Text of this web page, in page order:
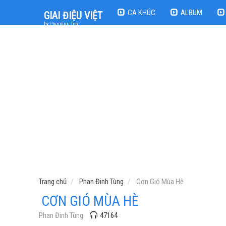
GIAI ĐIỆU VIỆT
by Phantam Top
CA KHÚC ALBUM
Trang chủ Phan Đinh Tùng Cơn Gió Mùa Hè
CƠN GIÓ MÙA HÈ
Phan Đinh Tùng 47164